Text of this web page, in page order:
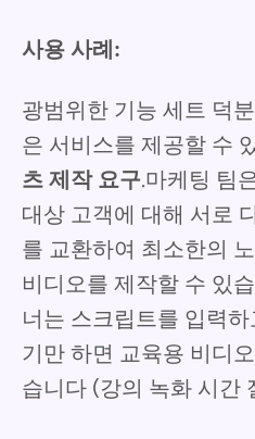
사용 사례:
광범위한 기능 세트 덕
은 서비스를 제공할 수
츠 제작 요구.마케팅 팀
대상 고객에 대해 서로
를 교환하여 최소한의
비디오를 제작할 수 있
너는 스크립트를 입력
기만 하면 교육용 비디
습니다 (강의 녹화 시간